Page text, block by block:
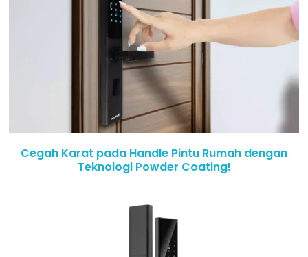
Cegah Karat pada Handle Pintu Rumah dengan
Teknologi Powder Coating!